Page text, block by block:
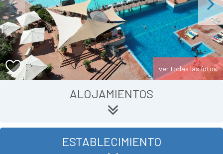
Next
ver todas las fotos
ALOJAMIENTOS
ESTABLECIMIENTO